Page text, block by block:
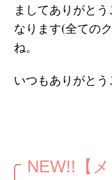
ましてありがと
なります(全ての
ね。
いつもありがとう
NEW!!【メ